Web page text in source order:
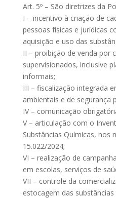
Art. 5º – São diretrizes da
I – incentivo à criação de
pessoas físicas e jurídicas
aquisição e uso das
II – proibição de venda por
supervisionados, inclusive
informais;
III – fiscalização integrada
ambientais e de segurança
IV – comunicação
V – articulação com o
Substâncias Químicas, nos
15.022/2024;
VI – realização de
em escolas, serviços de
VII – controle da
estocagem das